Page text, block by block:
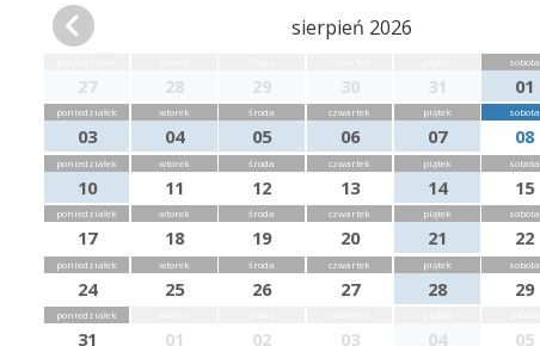
sierpień 2026
27 28 29 30 31
sobota
01
poniedziałek
03
wtorek
04
środa
05
czwartek
06
piątek
07
sobota
08
poniedziałek
10
wtorek
11
środa
12
czwartek
13
piątek
14
sobota
15
poniedziałek
17
wtorek
18
środa
19
czwartek
20
piątek
21
sobota
22
poniedziałek
24
wtorek
25
środa
26
czwartek
27
piątek
28
sobota
29
poniedziałek
31 01 02 03 04 05